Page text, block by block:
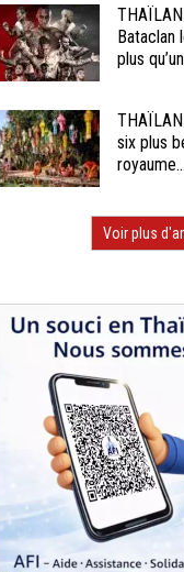
Bataclan
plus
six plus
royaume...
Voir plus